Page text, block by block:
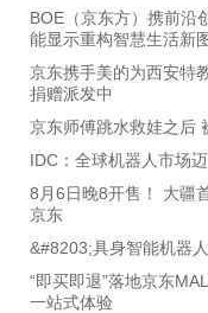
BOE（京东方）携前沿
能显示重构智慧生活新
京东携手美的为西安特
捐赠派发中
京东师傅跳水救娃之后
IDC：全球机器人市场
8月6日晚8开售！ 大疆
京东
&#8203;具身智能机器
“即买即退”落地京东
一站式体验